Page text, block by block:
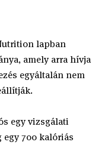
lapban
amely arra hívja
egyáltalán nem
egy vizsgálati
700 kalóriás